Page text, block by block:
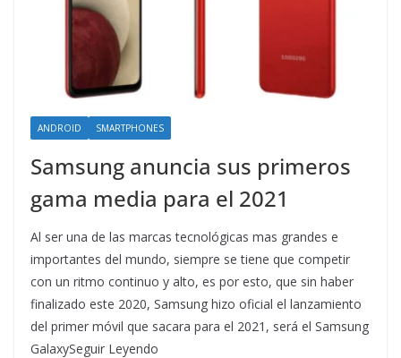
ANDROID SMARTPHONES
Samsung anuncia sus primeros
gama media para el 2021
Al ser una de las marcas tecnológicas mas grandes e
importantes del mundo, siempre se tiene que competir
con un ritmo continuo y alto, es por esto, que sin haber
finalizado este 2020, Samsung hizo oficial el lanzamiento
del primer móvil que sacara para el 2021, será el Samsung
GalaxySeguir Leyendo